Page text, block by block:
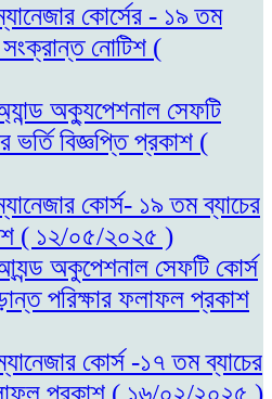
কোর্সের - ১৯ তম
সংক্রান্ত নোটিশ (
অক্যুপেশনাল সেফটি
ভর্তি বিজ্ঞপ্তি প্রকাশ (
কোর্স- ১৯ তম ব্যাচের
( ১২/০৫/২০২৫ )
অকুপেশনাল সেফটি কোর্স
পরিক্ষার ফলাফল প্রকাশ
কোর্স -১৭ তম ব্যাচের